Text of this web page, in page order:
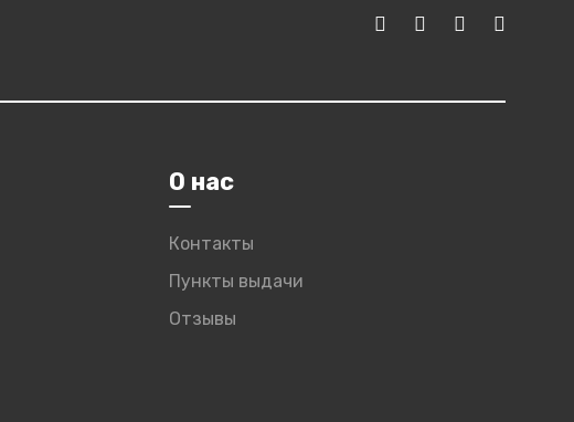
О нас
Контакты
Пункты выдачи
Отзывы